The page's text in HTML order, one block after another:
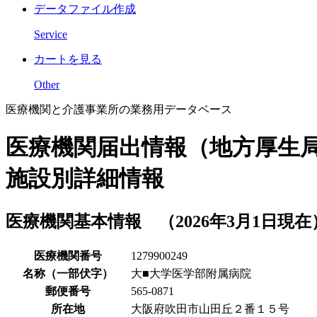
データファイル作成
Service
カートを見る
Other
医療機関と介護事業所の業務用データベース
医療機関届出情報（地方厚生
施設別詳細情報
医療機関基本情報 （2026年3月1日現在
医療機関番号
1279900249
名称（一部伏字）
大■大学医学部附属病院
郵便番号
565-0871
所在地
大阪府吹田市山田丘２番１５号